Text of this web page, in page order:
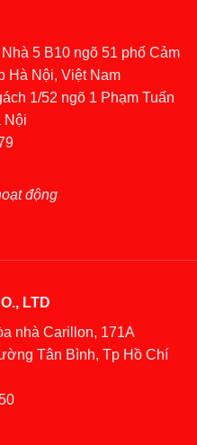
Nhà 5 B10 ngõ 51 phố Cảm
Hà Nội, Việt Nam
1/52 ngõ 1 Phạm Tuấn
Nội
động
LTD
nhà Carillon, 171A
Tân Bình, Tp Hồ Chí